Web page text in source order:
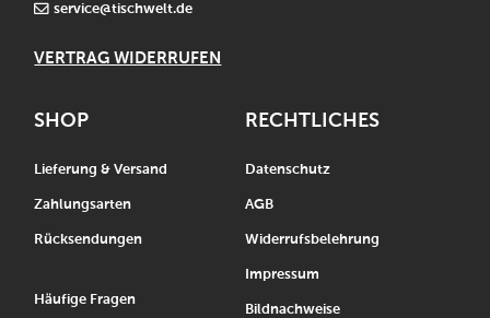
service@tischwelt.de
VERTRAG WIDERRUFEN
SHOP
Lieferung & Versand
Zahlungsarten
Rücksendungen
Häufige Fragen
RECHTLICHES
Datenschutz
AGB
Widerrufsbelehrung
Impressum
Bildnachweise